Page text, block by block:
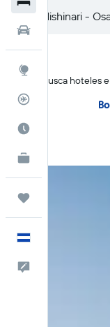
Nishinari -
KAYAK busca